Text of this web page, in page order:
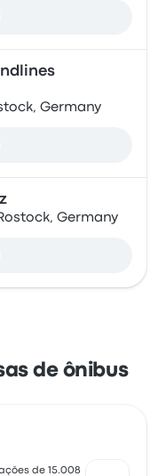
Germany
Germany
de ônibus
de 15.008